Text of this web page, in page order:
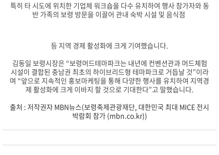
특히 타 시도에 위치한 기업체 워크숍을 다수 유치하여 행사 참가자와 동
반 가족의 보령 방문을 이끌어 관내 숙박 시설 및 음식점
등 지역 경제 활성화에 크게 기여했습니다.
김동일 보령시장은 “보령머드테마파크는 내년에 컨벤션관과 머드체험
시설이 결합된 충남권 최초의 하이브리드형 테마파크로 거듭날 것”이라
며 “앞으로 지속적인 홍보마케팅을 통해 다양한 행사를 유치하여 지역경
제 활성화에 크게 이바지 할 것으로 기대한다”고 말했습니다.
출처 : 저작권자 MBN뉴스(보령축제관광재단, 대한민국 최대 MICE 전시
박람회 참가 (mbn.co.kr))